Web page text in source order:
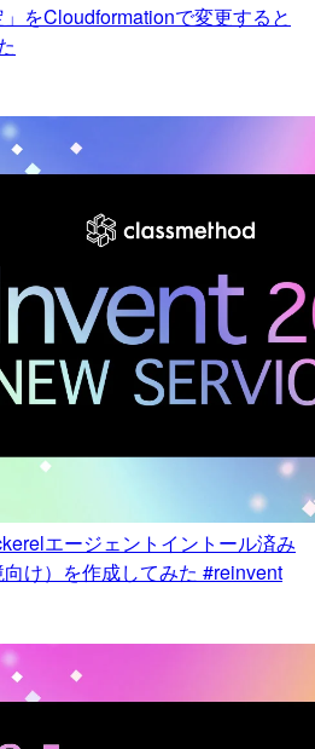
をCloudformationで変更すると
エージェントイントール済み
け）を作成してみた #reinvent